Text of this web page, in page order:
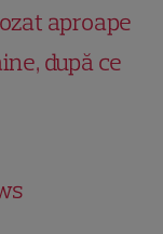
aproape
după ce